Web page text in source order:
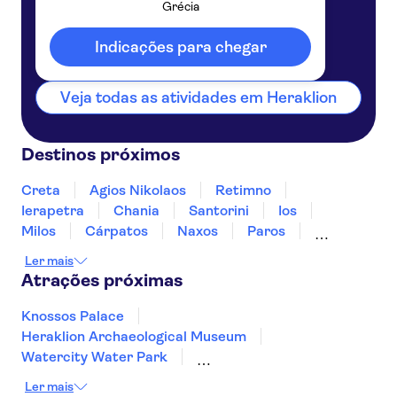
Maravel Club Marmara
Aquis Zorbas Village
Phāea Cretan Malia Park
Julia apartments
Missiria
Royal Blue Resort & Spa TUI
SENSIMAR
Bella Beach
Maritimo Beach Hotel
Grécia
Indicações para chegar
Grécia
Veja todas as atividades em Heraklion
Destinos próximos
Creta Agios Nikolaos
Retimno
Ierapetra
Chania Santorini
Ios
Milos
Cárpatos Naxos
Paros
Ler mais
Atrações próximas
Knossos Palace
Heraklion Archaeological Museum
Watercity Water Park
Ler mais